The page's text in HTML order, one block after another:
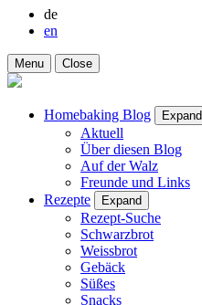
de
en
Menu Close
Homebaking Blog Expand
Aktuell
Über diesen Blog
Auf der Walz
Freunde und Links
Rezepte
Expand
Rezept-Suche
Schwarzbrot
Weissbrot
Gebäck
Süßes
Snacks